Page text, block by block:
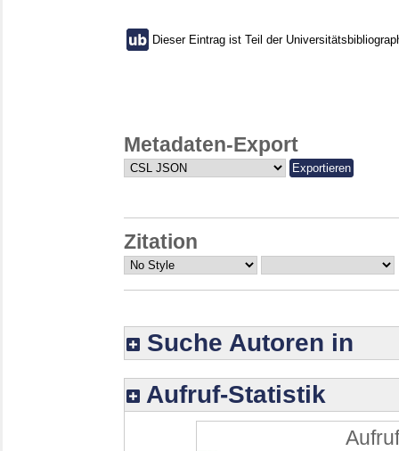
Dieser Eintrag ist Teil der
Metadaten-Export
Zitation
Suche Autoren in
Aufruf-Statistik